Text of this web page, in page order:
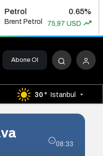
0.65%
Petrol 75,97 USD
Abone Ol
30 ° Istanbul
08:33